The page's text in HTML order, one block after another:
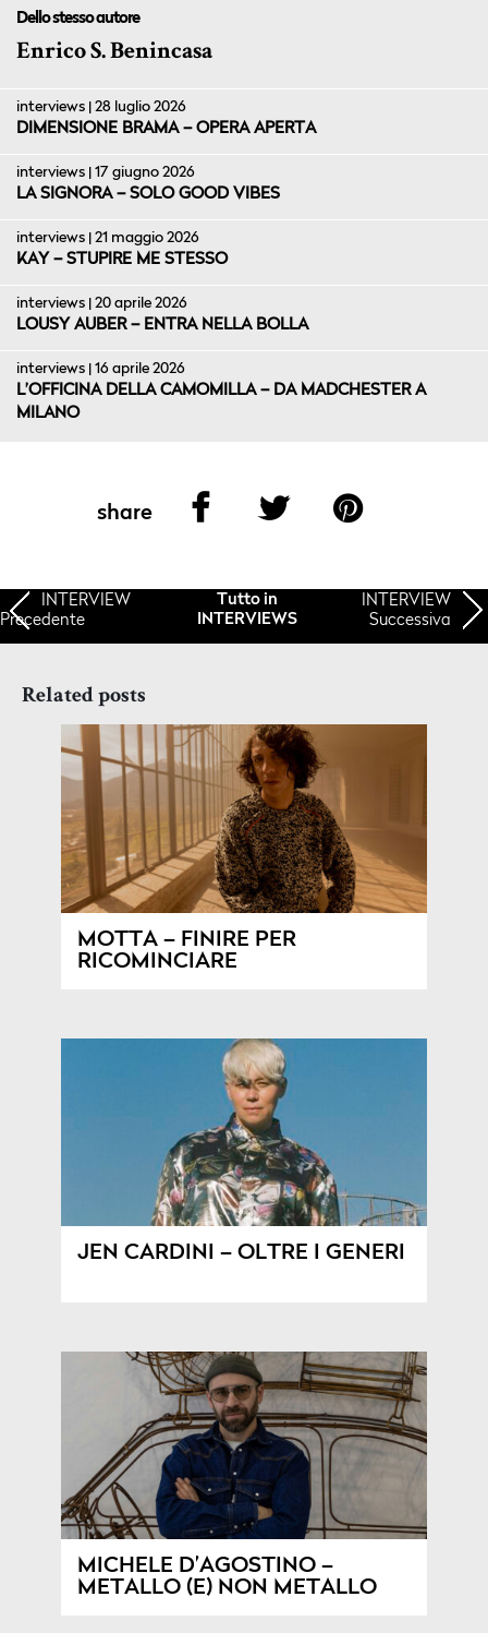
Dello stesso autore
Enrico S. Benincasa
interviews | 28 luglio 2026
DIMENSIONE BRAMA – OPERA APERTA
interviews | 17 giugno 2026
LA SIGNORA – SOLO GOOD VIBES
interviews | 21 maggio 2026
KAY – STUPIRE ME STESSO
interviews | 20 aprile 2026
LOUSY AUBER – ENTRA NELLA BOLLA
interviews | 16 aprile 2026
L’OFFICINA DELLA CAMOMILLA – DA MADCHESTER A
MILANO
share
INTERVIEW
Precedente
Tutto in
INTERVIEWS
INTERVIEW
Successiva
Related posts
MOTTA – FINIRE PER
RICOMINCIARE
JEN CARDINI – OLTRE I GENERI
MICHELE D’AGOSTINO –
METALLO (E) NON METALLO